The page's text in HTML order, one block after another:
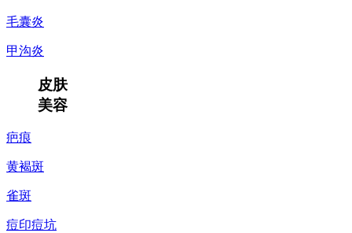
毛囊炎
甲沟炎
皮肤
美容
疤痕
黄褐斑
雀斑
痘印痘坑